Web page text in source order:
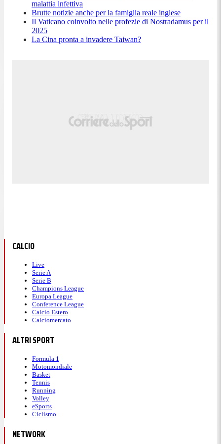
malattia infettiva
Brutte notizie anche per la famiglia reale inglese
Il Vaticano coinvolto nelle profezie di Nostradamus per il
2025
La Cina pronta a invadere Taiwan?
CALCIO
Live
Serie A
Serie B
Champions League
Europa League
Conference League
Calcio Estero
Calciomercato
ALTRI SPORT
Formula 1
Motomondiale
Basket
Tennis
Running
Volley
eSports
Ciclismo
NETWORK